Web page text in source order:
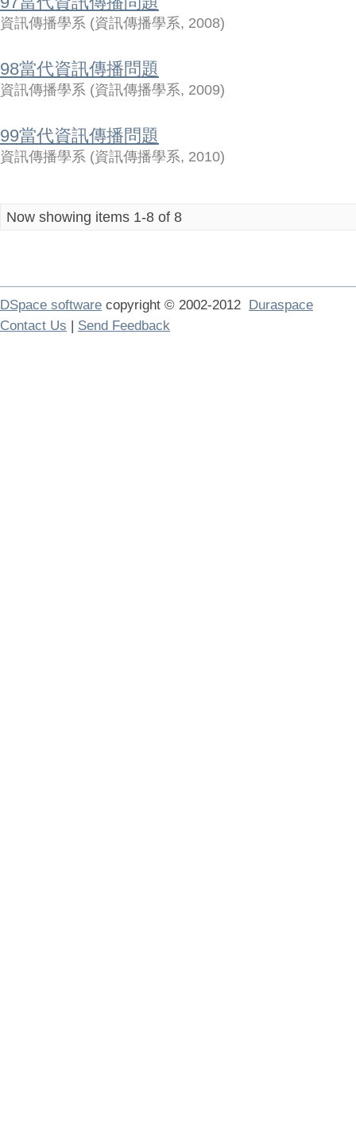
資訊傳播學系 (資訊傳播學系, 2008)
98當代資訊傳播問題
資訊傳播學系 (資訊傳播學系, 2009)
99當代資訊傳播問題
資訊傳播學系 (資訊傳播學系, 2010)
Now showing items 1-8 of 8
DSpace software copyright © 2002-2012 Duraspace
Contact Us | Send Feedback